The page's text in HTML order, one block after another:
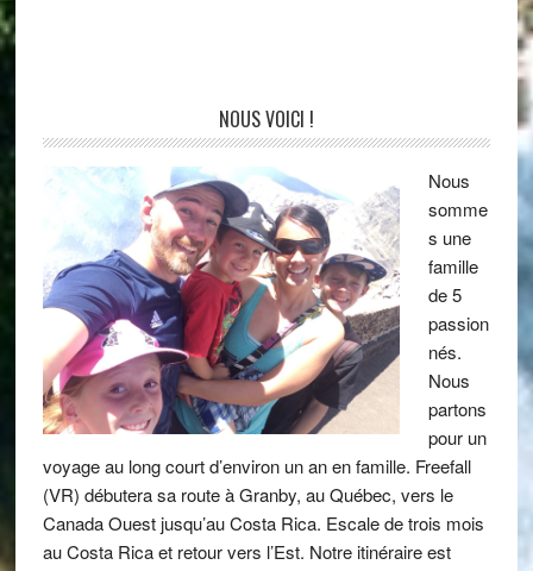
NOUS VOICI !
Nous
somme
s une
famille
de 5
passion
nés.
Nous
partons
pour un
voyage au long court d’environ un an en famille. Freefall
(VR) débutera sa route à Granby, au Québec, vers le
Canada Ouest jusqu’au Costa Rica. Escale de trois mois
au Costa Rica et retour vers l’Est. Notre itinéraire est